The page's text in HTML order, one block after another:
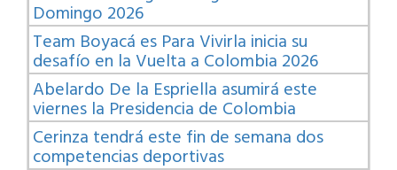
Domingo 2026
Team Boyacá es Para Vivirla inicia su
desafío en la Vuelta a Colombia 2026
Abelardo De la Espriella asumirá este
viernes la Presidencia de Colombia
Cerinza tendrá este fin de semana dos
competencias deportivas